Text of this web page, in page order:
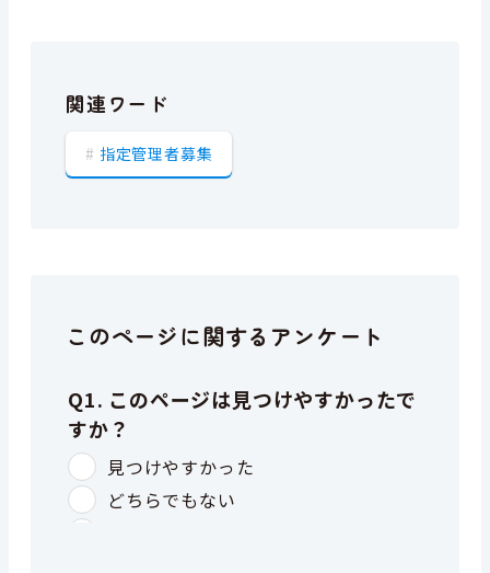
関連ワード
指定管理者募集
このページに関するアンケート